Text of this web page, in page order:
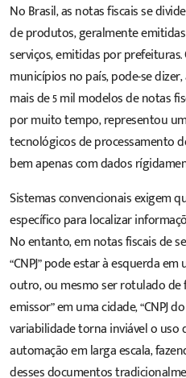
No Brasil, as notas fiscais se
de produtos, geralmente
serviços, emitidas por
municípios no país, pode-se
mais de 5 mil modelos de notas
por muito tempo, representou
tecnológicos de processamento
bem apenas com dados
Sistemas convencionais exigem
específico para localizar
No entanto, em notas fiscais de
“CNPJ” pode estar à esquerda
outro, ou mesmo ser rotulado de
emissor” em uma cidade, “CNPJ
variabilidade torna inviável o uso
automação em larga escala,
desses documentos